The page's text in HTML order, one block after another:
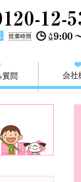
よくある質問